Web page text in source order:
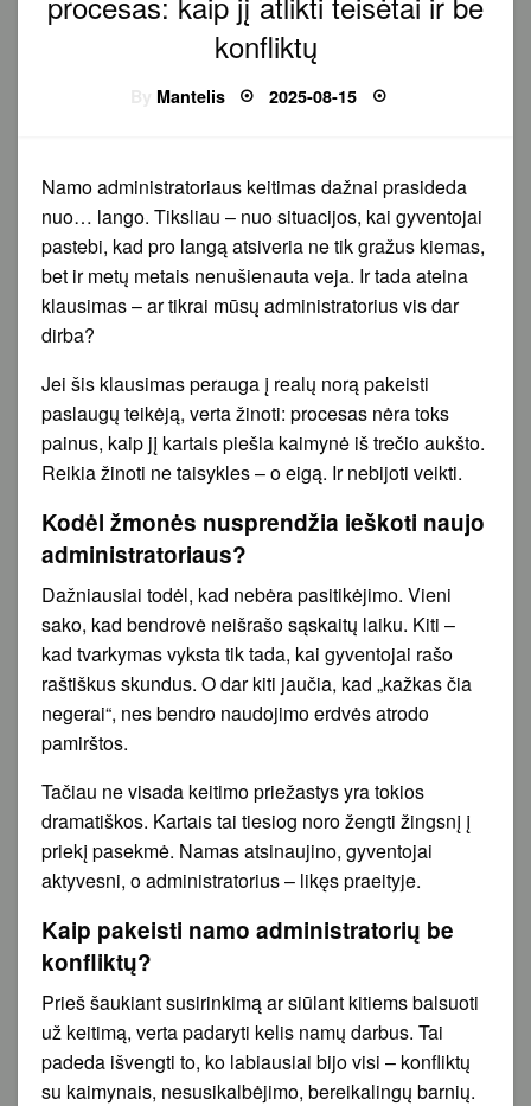
konfliktų
Mantelis Posted
on
2025-08-15
Namo administratoriaus keitimas dažnai prasideda
nuo… lango. Tiksliau – nuo situacijos, kai gyventojai
pastebi, kad pro langą atsiveria ne tik gražus kiemas,
bet ir metų metais nenušienauta veja. Ir tada ateina
klausimas – ar tikrai mūsų administratorius vis dar
dirba?
Jei šis klausimas perauga į realų norą pakeisti
paslaugų teikėją, verta žinoti: procesas nėra toks
painus, kaip jį kartais piešia kaimynė iš trečio aukšto.
Reikia žinoti ne taisykles – o eigą. Ir nebijoti veikti.
Kodėl žmonės nusprendžia ieškoti naujo
administratoriaus?
Dažniausiai todėl, kad nebėra pasitikėjimo. Vieni
sako, kad bendrovė neišrašo sąskaitų laiku. Kiti –
kad tvarkymas vyksta tik tada, kai gyventojai rašo
raštiškus skundus. O dar kiti jaučia, kad „kažkas čia
negerai“, nes bendro naudojimo erdvės atrodo
pamirštos.
Tačiau ne visada keitimo priežastys yra tokios
dramatiškos. Kartais tai tiesiog noro žengti žingsnį į
priekį pasekmė. Namas atsinaujino, gyventojai
aktyvesni, o administratorius – likęs praeityje.
Kaip pakeisti namo administratorių be
konfliktų?
Prieš šaukiant susirinkimą ar siūlant kitiems balsuoti
už keitimą, verta padaryti kelis namų darbus. Tai
padeda išvengti to, ko labiausiai bijo visi – konfliktų
su kaimynais, nesusikalbėjimo, bereikalingų barnių.